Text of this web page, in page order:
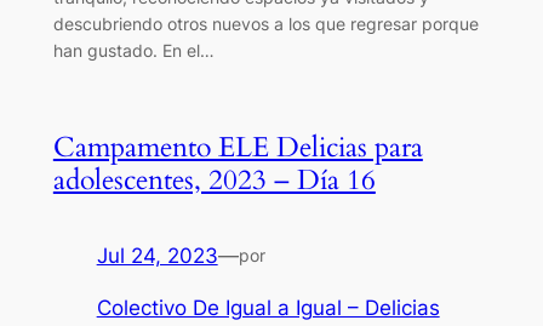
descubriendo otros nuevos a los que regresar porque
han gustado. En el…
Campamento ELE Delicias para
adolescentes, 2023 – Día 16
Jul 24, 2023—por
Colectivo De Igual a Igual – Delicias